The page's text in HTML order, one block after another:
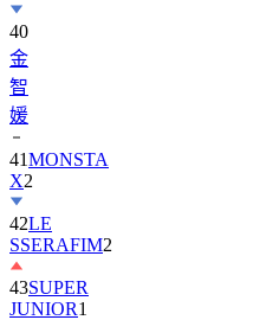
40
金
智
媛
41MONSTA
X2
42LE
SSERAFIM2
43SUPER
JUNIOR1